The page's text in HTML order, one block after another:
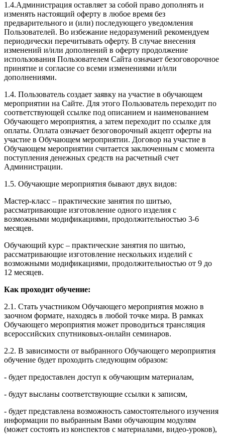
1.4.Администрация оставляет за собой право дополнять и
изменять настоящий оферту в любое время без
предварительного и (или) последующего уведомления
Пользователей. Во избежание недоразумений рекомендуем
периодически перечитывать оферту. В случае внесения
изменений и/или дополнений в оферту продолжение
использования Пользователем Сайта означает безоговорочное
принятие и согласие со всеми изменениями и/или
дополнениями.
1.4. Пользователь создает заявку на участие в обучающем
мероприятии на Сайте. Для этого Пользователь переходит по
соответствующей ссылке под описанием и наименованием
Обучающего мероприятия, а затем переходит по ссылке для
оплаты. Оплата означает безоговорочный акцепт оферты на
участие в Обучающем мероприятии. Договор на участие в
Обучающем мероприятии считается заключенным с момента
поступления денежных средств на расчетный счет
Администрации.
1.5. Обучающие мероприятия бывают двух видов:
Мастер-класс – практические занятия по шитью,
рассматривающие изготовление одного изделия с
возможными модификациями, продолжительностью 3-6
месяцев.
Обучающий курс – практические занятия по шитью,
рассматривающие изготовление нескольких изделий с
возможными модификациями, продолжительностью от 9 до
12 месяцев.
Как проходит обучение:
2.1. Стать участником Обучающего мероприятия можно в
заочном формате, находясь в любой точке мира. В рамках
Обучающего мероприятия может проводиться трансляция
всероссийских спутниковых-онлайн семинаров.
2.2. В зависимости от выбранного Обучающего мероприятия
обучение будет проходить следующим образом:
- будет предоставлен доступ к обучающим материалам,
- будут высланы соответствующие ссылки к записям,
- будет представлена возможность самостоятельного изучения
информации по выбранным Вами обучающим модулям
(может состоять из конспектов с материалами, видео-уроков),